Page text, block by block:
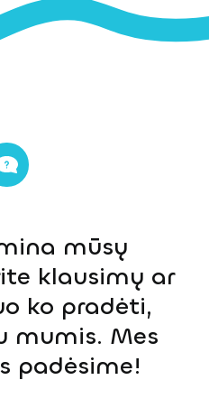
mūsų
klausimų ar
ko pradėti,
mumis. Mes
padėsime!